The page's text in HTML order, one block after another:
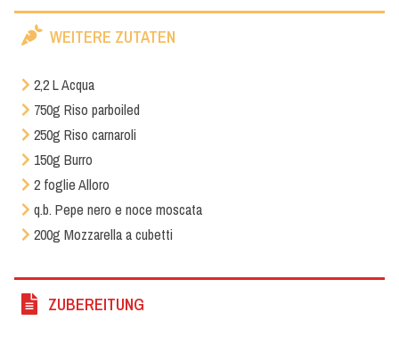
WEITERE ZUTATEN
2,2 L Acqua
750g Riso parboiled
250g Riso carnaroli
150g Burro
2 foglie Alloro
q.b. Pepe nero e noce moscata
200g Mozzarella a cubetti
ZUBEREITUNG